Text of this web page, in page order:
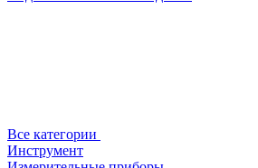
Все категории
Инструмент